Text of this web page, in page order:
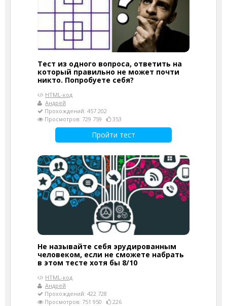
Тест из одного вопроса, ответить на
который правильно не может почти
никто. Попробуете себя?
HTML-код
Андрей
Прохождений: 457 202
Просмотров: 729 759
353
Пройти тест
Не называйте себя эрудированным
человеком, если не сможете набрать
в этом тесте хотя бы 8/10
HTML-код
Андрей
Прохождений: 422 728
Просмотров: 751 950
226